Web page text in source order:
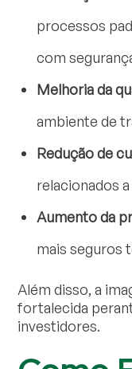
processos
com
Melhoria da
ambiente de
Redução de
relacionados
Aumento da
mais seguros
Além disso, a
fortalecida
investidores.